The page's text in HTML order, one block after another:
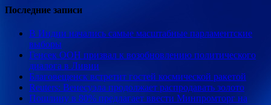
Последние записи
В Индии начались самые масштабные парламентские
выборы
Генсек ООН призвал к возобновлению политического
диалога в Ливии
Благовещенск встретит гостей космической ракетой
Reuters: Венесуэла продолжает распродавать золото
Пошлину в 80% предлагает ввести Минпромторг на